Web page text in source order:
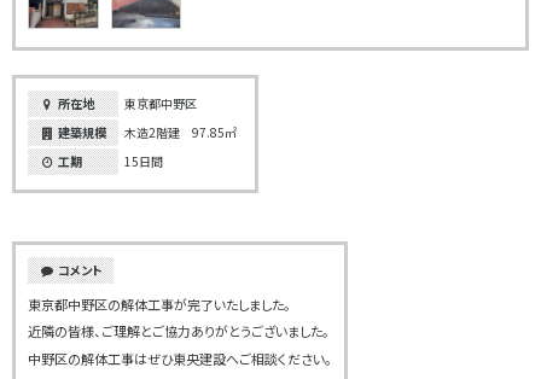
所在地
東京都中野区
建築規模
木造2階建 97.85㎡
工期
15日間
コメント
東京都中野区の解体工事が完了いたしました。
近隣の皆様、ご理解とご協力ありがとうございました。
中野区の解体工事はぜひ東央建設へご相談ください。